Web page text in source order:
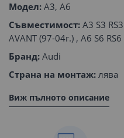
Модел: A3, A6
Съвместимост: A3 S3
AVANT (97-04г.) , A6 S6
Бранд: Audi
Страна на монтаж: лява
Виж пълното описание